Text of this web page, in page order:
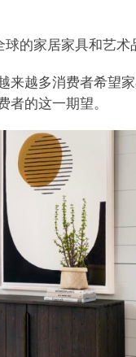
的家居家具和艺术
越多消费者希望
的这一期望。